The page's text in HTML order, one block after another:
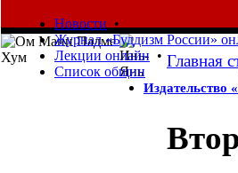
Новости •
Журнал «Буддизм России»
Лекции онлайн •
Список общин
Издательство
Главная